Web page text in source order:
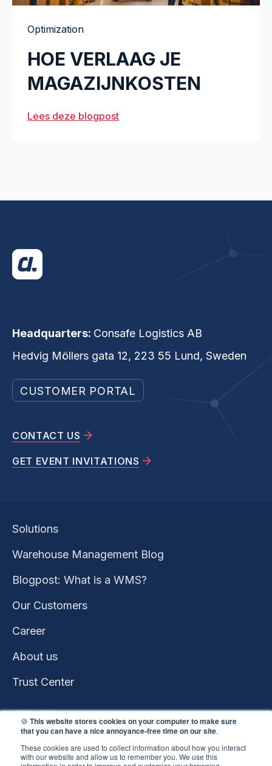
🍪 This website stores cookies on your computer to make sure
that you can have a nice annoyance-free time on our site.
These cookies are used to collect information about how you interact
with our website and allow us to remember you. We use this
Optimization
HOE VERLAAG JE
MAGAZIJNKOSTEN
Lees deze blogpost
Headquarters: Consafe Logistics AB
Hedvig Möllers gata 12, 223 55 Lund, Sweden
CUSTOMER PORTAL
CONTACT US
GET EVENT INVITATIONS
Solutions
Warehouse Management Blog
Blogpost: What is a WMS?
Our Customers
Career
About us
Trust Center